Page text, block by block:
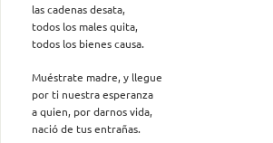
las cadenas desata,
todos los males quita,
todos los bienes causa.
Muéstrate madre, y llegue
por ti nuestra esperanza
a quien, por darnos vida,
nació de tus entrañas.